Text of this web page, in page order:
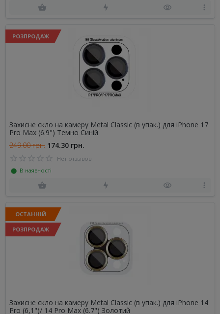
РОЗПРОДАЖ
Захисне скло на камеру Metal Classic (в упак.) для iPhone 17
Pro Max (6.9") Темно Синій
249.00 грн. 174.30 грн.
Нет отзывов
⬤ В наявності
ОСТАННІЙ
РОЗПРОДАЖ
Захисне скло на камеру Metal Classic (в упак.) для iPhone 14
Pro (6,1")/ 14 Pro Max (6.7") Золотий